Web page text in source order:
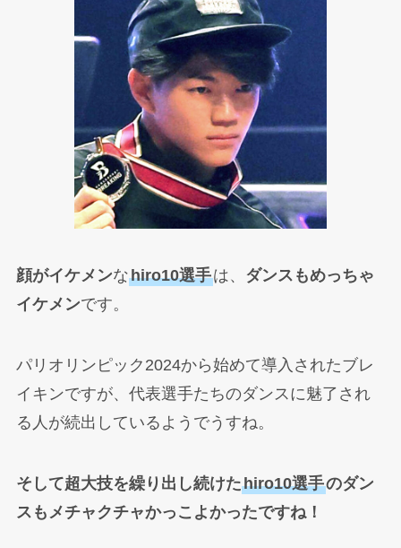
顔がイケメンなhiro10選手は、 ダンスもめっちゃ
イケメンです。
パリオリンピック2024から始めて導入されたブレ
イキンですが、代表選手たちのダンスに魅了され
る人が続出しているようでうすね。
そして超大技を繰り出し続けたhiro10選手のダン
スもメチャクチャかっこよかったですね！